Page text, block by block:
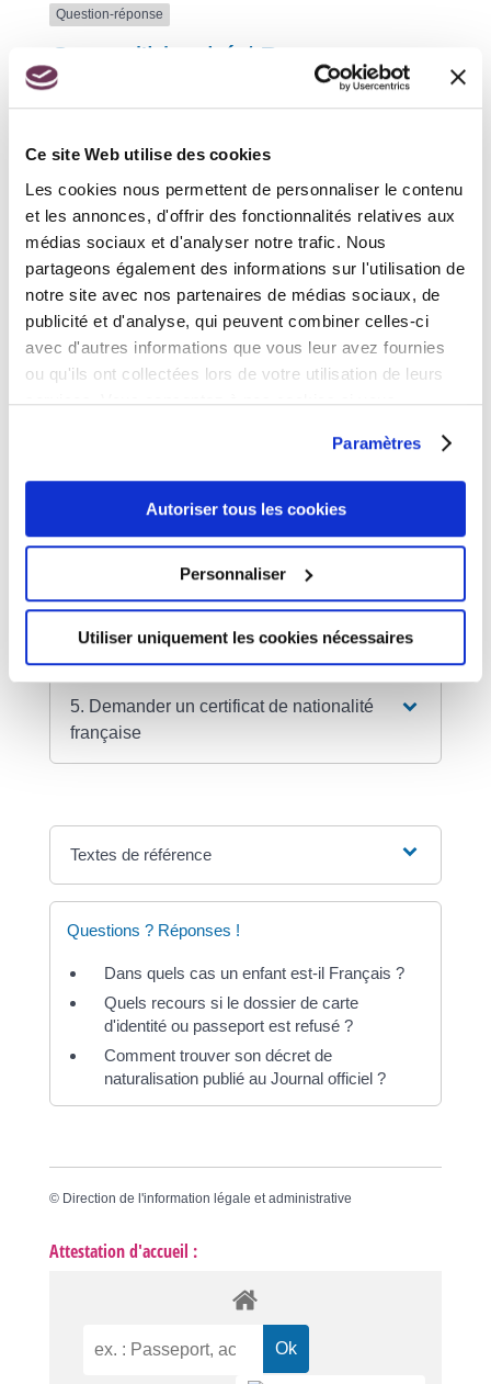
Ce site Web utilise des cookies
Les cookies nous permettent de personnaliser le contenu
et les annonces, d'offrir des fonctionnalités relatives aux
médias sociaux et d'analyser notre trafic. Nous
partageons également des informations sur l'utilisation de
notre site avec nos partenaires de médias sociaux, de
publicité et d'analyse, qui peuvent combiner celles-ci
avec d'autres informations que vous leur avez fournies
ou qu'ils ont collectées lors de votre utilisation de leurs
services. Vous consentez à nos cookies si vous
Paramètres
Autoriser tous les cookies
Personnaliser
Utiliser uniquement les cookies nécessaires
Question-réponse
Carte d'identité / Passeport :
comment prouver sa
administrative (Première ministre)
Vous pouvez obtenir une carte nationale d'identité ou
un passeport à condition d'être de nationalité française.
Plusieurs types de documents vous permettent de
prouver votre nationalité.
Tout replier Tout déplier
carte d'identité ou passeport récent
2. Vérifier votre acte de naissance
4. Faire établir la possession d'état
5. Demander un certificat de nationalité
française
Textes de référence
Questions ? Réponses !
Dans quels cas un enfant est-il Français ?
Quels recours si le dossier de carte
d'identité ou passeport est refusé ?
Comment trouver son décret de
naturalisation publié au Journal officiel ?
© Direction de l'information légale et administrative
Attestation d'accueil :